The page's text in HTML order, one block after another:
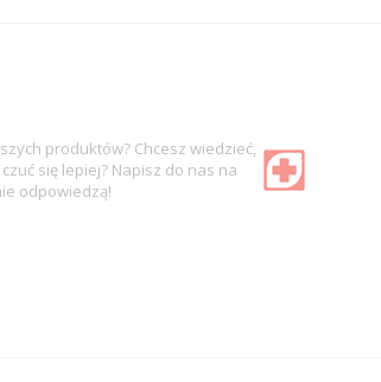
produktów? Chcesz wiedzieć,
się lepiej? Napisz do nas na
odpowiedzą!